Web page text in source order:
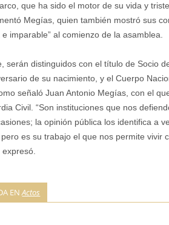
que ha sido el motor de su vida y
Megías, quien también mostró sus
e imparable” al comienzo de la asamblea.
serán distinguidos con el título de Socio
de su nacimiento, y el Cuerpo
señaló Juan Antonio Megías, con el
Civil. “Son instituciones que nos
la opinión pública los identifica a
es su trabajo el que nos permite vivir
expresó.
ENActos